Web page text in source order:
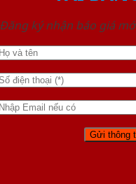
Đăng ký nhận báo giá